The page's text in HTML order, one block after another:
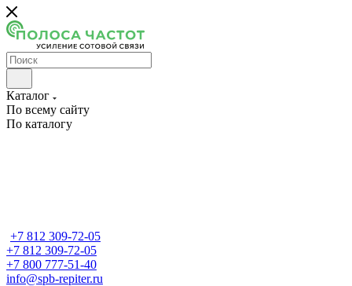
Каталог
По всему сайту
По каталогу
+7 812 309-72-05
+7 812 309-72-05
+7 800 777-51-40
info@spb-repiter.ru